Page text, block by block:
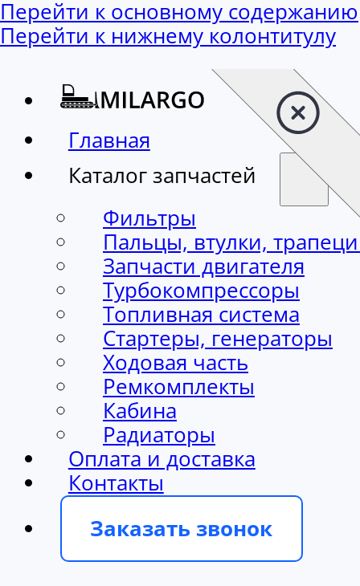
Перейти к основному содержанию
Перейти к нижнему колонтитулу
Главная
Каталог запчастей
Фильтры
Пальцы, втулки,
Запчасти двигателя
Турбокомпрессоры
Топливная система
Стартеры, генераторы
Ходовая часть
Ремкомплекты
Кабина
Радиаторы
Оплата и доставка
Контакты
Заказать звонок